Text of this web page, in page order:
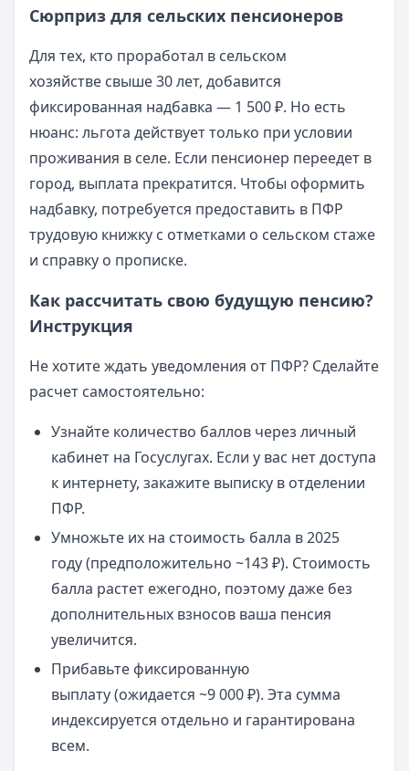
Сюрприз для сельских пенсионеров
Для тех, кто проработал в сельском
хозяйстве свыше 30 лет, добавится
фиксированная надбавка — 1 500 ₽. Но есть
нюанс: льгота действует только при условии
проживания в селе. Если пенсионер переедет в
город, выплата прекратится. Чтобы оформить
надбавку, потребуется предоставить в ПФР
трудовую книжку с отметками о сельском стаже
и справку о прописке.
Как рассчитать свою будущую пенсию?
Инструкция
Не хотите ждать уведомления от ПФР? Сделайте
расчет самостоятельно:
Узнайте количество баллов через личный
кабинет на Госуслугах. Если у вас нет доступа
к интернету, закажите выписку в отделении
ПФР.
Умножьте их на стоимость балла в 2025
году (предположительно ~143 ₽). Стоимость
балла растет ежегодно, поэтому даже без
дополнительных взносов ваша пенсия
увеличится.
Прибавьте фиксированную
выплату (ожидается ~9 000 ₽). Эта сумма
индексируется отдельно и гарантирована
всем.